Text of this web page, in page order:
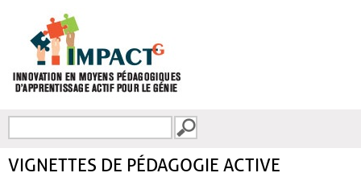
FORMULAIRE DE
VIGNETTES DE PÉDAGOGIE ACTIVE